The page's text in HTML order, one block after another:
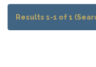
Results 1-1 of 1